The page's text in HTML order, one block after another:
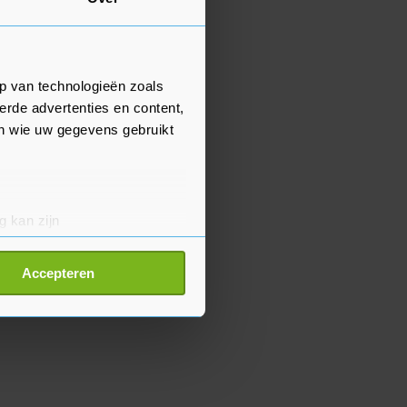
van technologieën zoals
advertenties en content,
wie uw gegevens gebruikt
kan zijn
detailgedeelte
Accepteren